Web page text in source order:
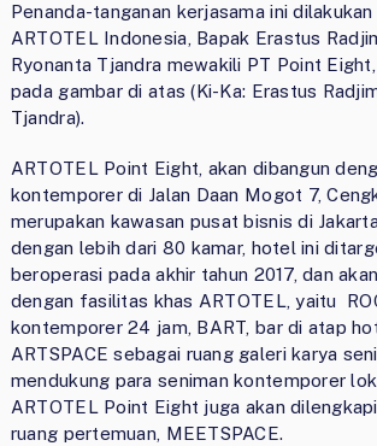
Penanda-tanganan kerjasama ini dilakukan
ARTOTEL Indonesia, Bapak Erastus
Ryonanta Tjandra mewakili PT Point
pada gambar di atas (Ki-Ka: Erastus
Tjandra).
ARTOTEL Point Eight, akan dibangun
kontemporer di Jalan Daan Mogot 7,
merupakan kawasan pusat bisnis di
dengan lebih dari 80 kamar, hotel ini
beroperasi pada akhir tahun 2017, dan
dengan fasilitas khas ARTOTEL, yaitu
kontemporer 24 jam, BART, bar di atap
ARTSPACE sebagai ruang galeri karya
mendukung para seniman kontemporer
ARTOTEL Point Eight juga akan
ruang pertemuan, MEETSPACE.